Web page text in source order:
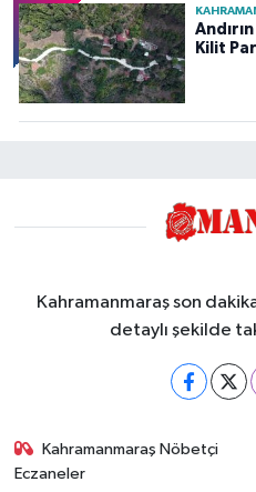
Kilit
Kahramanmaraş son
detaylı şekilde
Kahramanmaraş Nöbetçi
Eczaneler